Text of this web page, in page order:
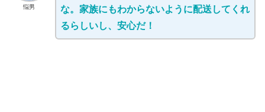
悩男
な。家族にもわからないように配送してくれ
るらしいし、安心だ！